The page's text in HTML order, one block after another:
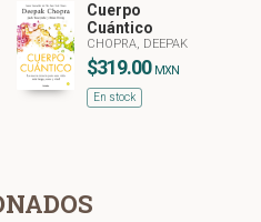
Cuerpo
Cuántico
CHOPRA, DEEPAK
$319.00 MXN
En stock